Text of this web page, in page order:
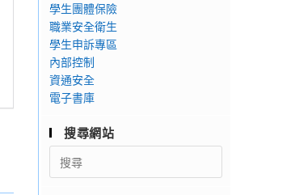
學生團體保險
職業安全衛生
學生申訴專區
內部控制
資通安全
電子書庫
搜尋網站
Search
for: